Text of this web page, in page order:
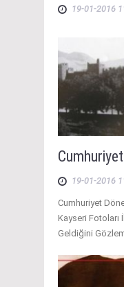
19-01-2016
19-01-2016
Cumhuriyet
Kayseri Fotoları
Geldiğini